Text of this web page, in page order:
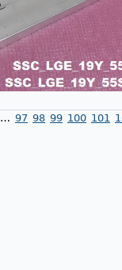
… 97 98 99 100 101